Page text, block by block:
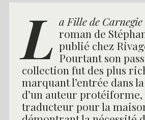
L a Fille de Carnegie
roman de
publié chez
Pourtant son
collection fut des plus
marquant l’entrée dans
d’un auteur protéiforme,
traducteur pour la